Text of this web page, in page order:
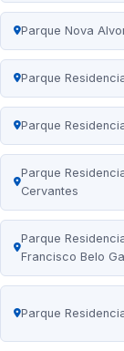
Parque Nova
Parque
Parque
Parque
Cervantes
Parque
Francisco Belo
Parque